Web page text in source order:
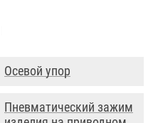
Осевой упор
Пневматический зажим